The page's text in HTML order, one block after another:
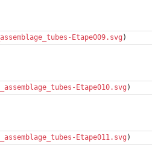
Etape009.svg
Etape010.svg
Etape011.svg